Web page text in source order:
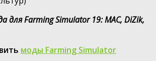
для Farming Simulator 19: MAC, DiZik,
моды Farming Simulator